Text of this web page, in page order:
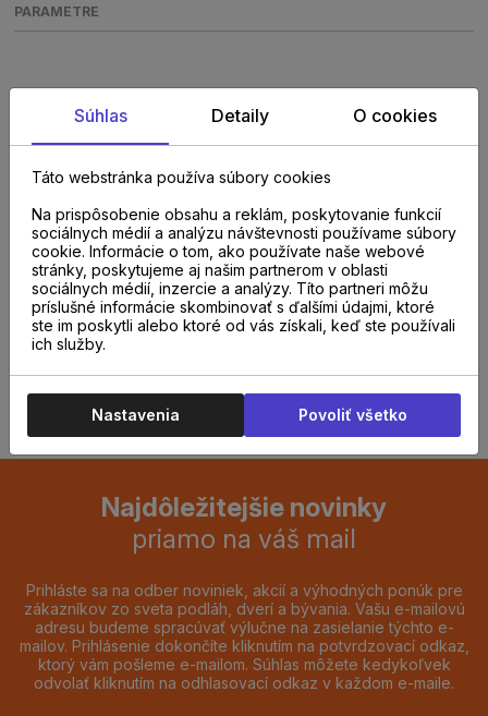
PARAMETRE
Poraďte sa s
odborníkom u nás na
predajni.
Najdôležitejšie novinky
priamo na váš mail
Prihláste sa na odber noviniek, akcií a výhodných ponúk pre
zákazníkov zo sveta podláh, dverí a bývania. Vašu e-mailovú
adresu budeme spracúvať výlučne na zasielanie týchto e-
mailov. Prihlásenie dokončíte kliknutím na potvrdzovací odkaz,
ktorý vám pošleme e-mailom. Súhlas môžete kedykoľvek
odvolať kliknutím na odhlasovací odkaz v každom e-maile.
Súhlas Detaily O cookies
Táto webstránka používa súbory cookies
Na prispôsobenie obsahu a reklám, poskytovanie funkcií
sociálnych médií a analýzu návštevnosti používame súbory
cookie. Informácie o tom, ako používate naše webové
stránky, poskytujeme aj našim partnerom v oblasti
sociálnych médií, inzercie a analýzy. Títo partneri môžu
príslušné informácie skombinovať s ďalšími údajmi, ktoré
ste im poskytli alebo ktoré od vás získali, keď ste používali
ich služby.
Nastavenia Povoliť všetko